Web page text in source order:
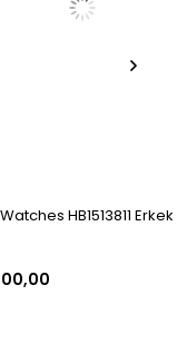
HB1513811 Erkek Kol